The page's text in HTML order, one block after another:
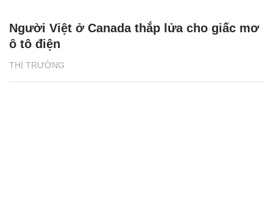
THỊ TRƯỜNG
Người Việt ở Canada thắp lửa cho giấc mơ
ô tô điện